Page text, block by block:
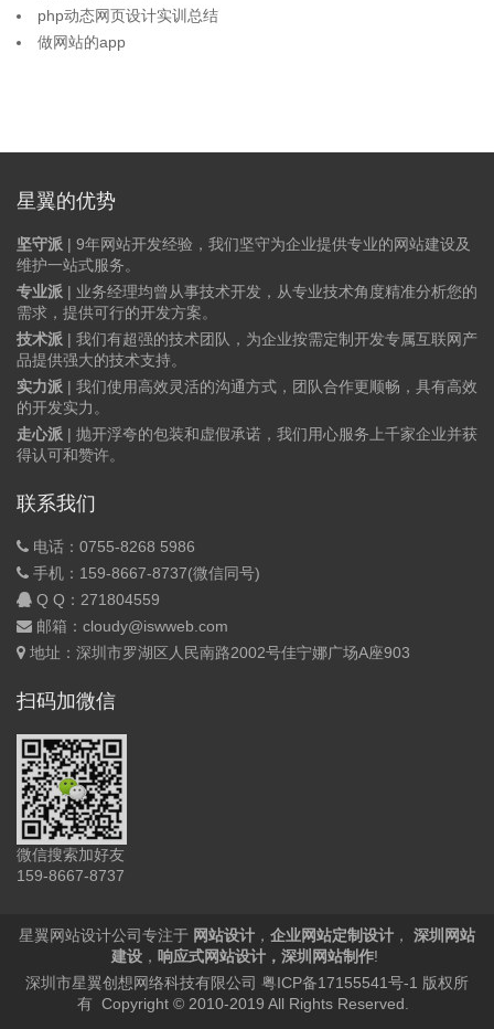
php动态网页设计实训总结
做网站的app
星翼的优势
坚守派 | 9年网站开发经验，我们坚守为企业提供专业的网站建设及
维护一站式服务。
专业派 | 业务经理均曾从事技术开发，从专业技术角度精准分析您的
需求，提供可行的开发方案。
技术派 | 我们有超强的技术团队，为企业按需定制开发专属互联网产
品提供强大的技术支持。
实力派 | 我们使用高效灵活的沟通方式，团队合作更顺畅，具有高效
的开发实力。
走心派 | 抛开浮夸的包装和虚假承诺，我们用心服务上千家企业并获
得认可和赞许。
联系我们
电话：0755-8268 5986
手机：159-8667-8737(微信同号)
Q Q： 271804559
邮箱：cloudy@iswweb.com
地址：深圳市罗湖区人民南路2002号佳宁娜广场A座903
扫码加微信
微信搜索加好友
159-8667-8737
星翼网站设计公司专注于 网站设计 ， 企业网站定制设计 ，
深圳网站
建设 ， 响应式网站设计 ， 深圳网站制作!
深圳市星翼创想网络科技有限公司 粤ICP备17155541号-1 版权所
有 Copyright © 2010-2019 All Rights Reserved.